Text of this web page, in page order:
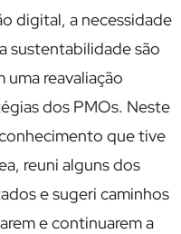
digital, a necessidade
sustentabilidade são
reavaliação
dos PMOs. Neste
que tive
reuni alguns dos
e sugeri caminhos
e continuarem a